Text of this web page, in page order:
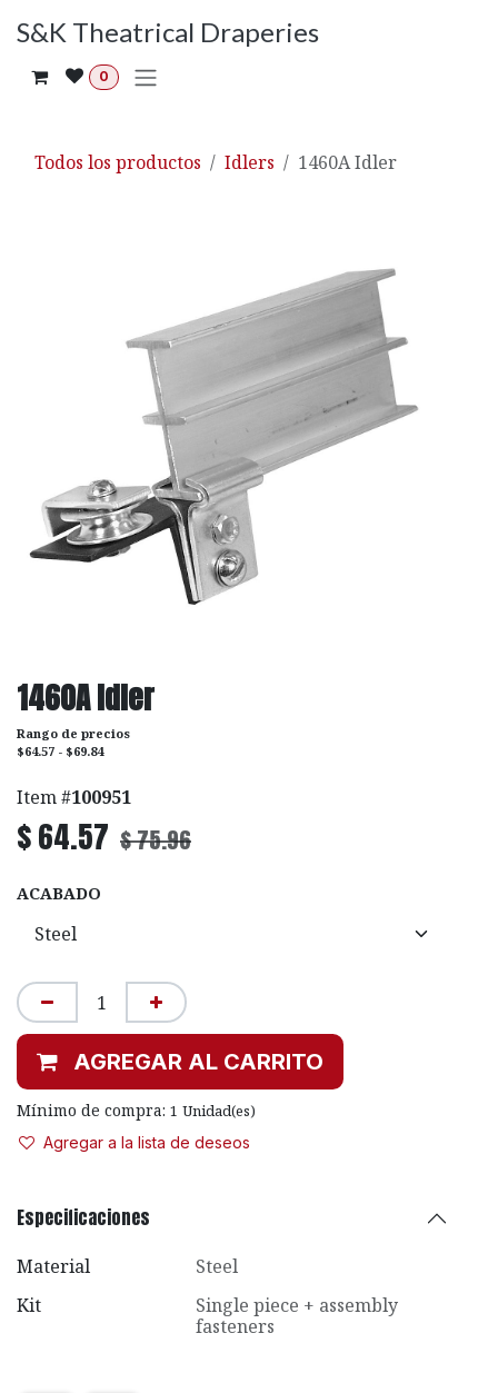
S&K Theatrical Draperies
0
Todos los productos Idlers 1460A Idler
1460A Idler
Rango de precios
$64.57 - $69.84
Item #100951
$64.57 $75.96
ACABADO
AGREGAR AL CARRITO
Mínimo de compra: 1 Unidad(es)
Agregar a la lista de deseos
Especificaciones
Material
Steel
Kit
Single piece + assembly
fasteners